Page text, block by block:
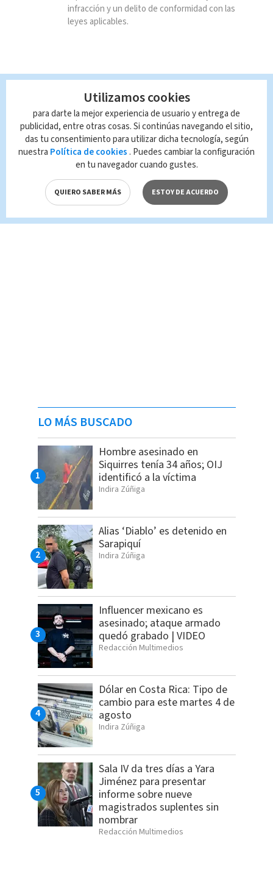
infracción y un delito de conformidad con las
leyes aplicables.
LO MÁS BUSCADO
Hombre asesinado en
Siquirres tenía 34 años; OIJ
identificó a la víctima
Indira Zúñiga
Alias ‘Diablo’ es detenido en
Sarapiquí
Indira Zúñiga
Influencer mexicano es
asesinado; ataque armado
quedó grabado | VIDEO
Redacción Multimedios
Dólar en Costa Rica: Tipo de
cambio para este martes 4 de
agosto
Indira Zúñiga
Sala IV da tres días a Yara
Jiménez para presentar
informe sobre nueve
magistrados suplentes sin
nombrar
Redacción Multimedios
Utilizamos cookies
para darte la mejor experiencia de usuario y entrega de
publicidad, entre otras cosas. Si continúas navegando el sitio,
das tu consentimiento para utilizar dicha tecnología, según
nuestra Política de cookies . Puedes cambiar la configuración
en tu navegador cuando gustes.
QUIERO SABER MÁS ESTOY DE ACUERDO